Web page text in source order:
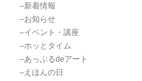
–新着情報
–お知らせ
–イベント・講座
–ホッとタイム
–あっぷるdeアート
–えほんの日